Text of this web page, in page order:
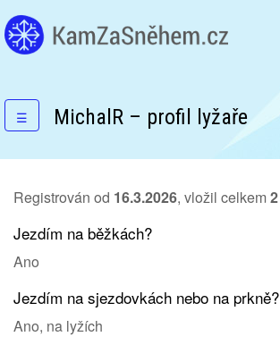
☰ MichalR – profil lyžaře
Registrován od 16.3.2026, vložil celkem2
Jezdím na běžkách?
Ano
Jezdím na sjezdovkách nebo na prkně?
Ano, na lyžích